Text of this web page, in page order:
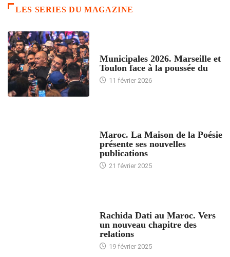
LES SERIES DU MAGAZINE
Municipales 2026. Marseille et
Toulon face à la poussée du
11 février 2026
Maroc. La Maison de la Poésie
présente ses nouvelles
publications
21 février 2025
Rachida Dati au Maroc. Vers
un nouveau chapitre des
relations
19 février 2025